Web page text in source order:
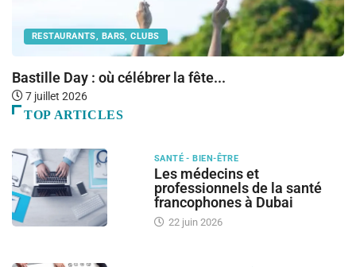
RESTAURANTS, BARS, CLUBS
Bastille Day : où célébrer la fête...
7 juillet 2026
TOP ARTICLES
SANTÉ - BIEN-ÊTRE
Les médecins et
professionnels de la santé
francophones à Dubai
22 juin 2026